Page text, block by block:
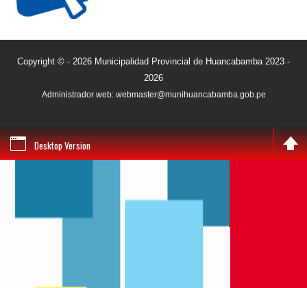
Copyright © - 2026 Municipalidad Provincial de Huancabamba 2023 -
2026
Administrador web: webmaster@munihuancabamba.gob.pe
Desktop Version